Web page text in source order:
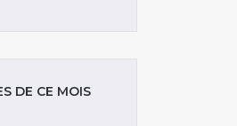
DE CE MOIS